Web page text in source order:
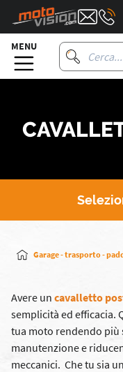
MENU
Garage - trasporto -
Avere un cavalletto
semplicità ed efficacia.
tua moto rendendo più
manutenzione e
meccanici. Che tu sia